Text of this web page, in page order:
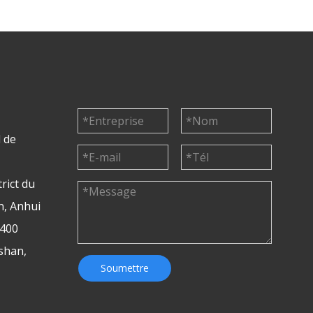
de
du
Anhui
Soumettre